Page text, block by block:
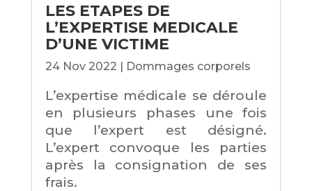
LES ETAPES DE
L’EXPERTISE MEDICALE
D’UNE VICTIME
24 Nov 2022 | Dommages corporels
L’expertise médicale se déroule
en plusieurs phases une fois
que l’expert est désigné.
L’expert convoque les parties
après la consignation de ses
frais.